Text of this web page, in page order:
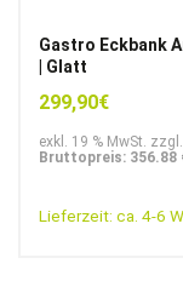
Gastro Eckbank
| Glatt
299,90€
exkl. 19 % MwSt.
Bruttopreis: 356.88
Lieferzeit: ca. 4-6